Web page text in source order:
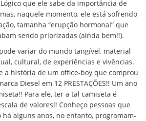
que ele sabe da importância de
naquele momento, ele está sofrendo
tamanha “erupção hormonal” que
sendo priorizadas (ainda bem!!).
variar do mundo tangível, material
cultural, de experiências e vivências.
a história de um office-boy que comprou
Diesel em 12 PRESTAÇÕES!! Um ano
Para ele, ter a tal camiseta é
de valores!! Conheço pessoas que
alguns anos, no entanto, programam-